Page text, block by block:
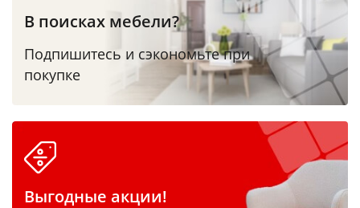
В поисках мебели?
Подпишитесь и сэкономьте при
покупке
Выгодные акции!